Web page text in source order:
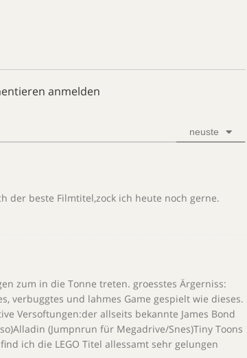
anmelden
neuste
der beste Filmtitel,zock ich heute noch gerne.
zum in die Tonne treten. groesstes Ärgerniss:
verbuggtes und lahmes Game gespielt wie dieses.
Versoftungen:der allseits bekannte James Bond
(Jumpnrun für Megadrive/Snes)Tiny Toons
ich die LEGO Titel allessamt sehr gelungen